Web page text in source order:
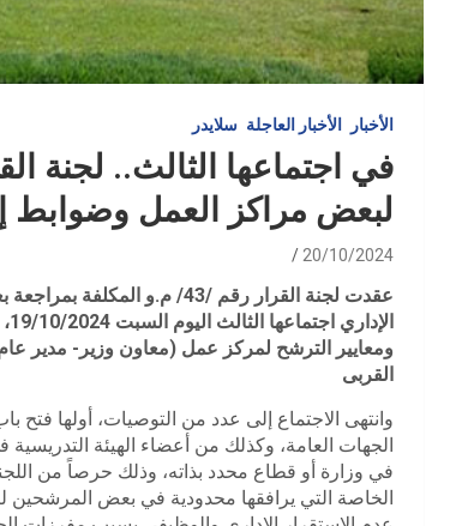
الأخبار الأخبار العاجلة سلايدر
لبعض مراكز العمل وضوابط
20/10/2024
عقدت لجنة القرار رقم /43/
ومعايير الترشح لمركز عمل (معاون وزير- مدير
القربى
وانتهى الاجتماع إلى عدد من التوصيات، أولها فتح
الجهات العامة، وكذلك من أعضاء الهيئة
في وزارة أو قطاع محدد بذاته، وذلك حرصاً من
الخاصة التي يرافقها محدودية في بعض